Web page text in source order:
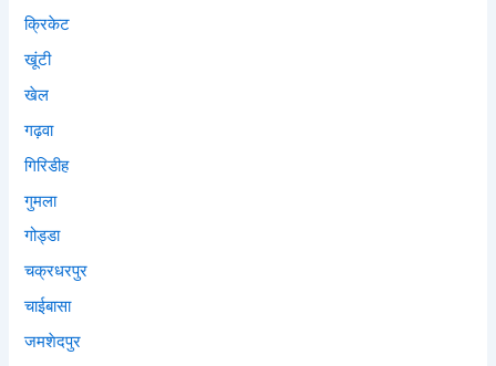
क्रिकेट
खूंटी
खेल
गढ़वा
गिरिडीह
गुमला
गोड्डा
चक्रधरपुर
चाईबासा
जमशेदपुर